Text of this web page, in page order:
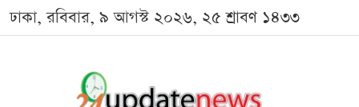
ঢাকা, রবিবার, ৯ আগস্ট ২০২৬, ২৫ শ্রাবণ ১৪৩৩